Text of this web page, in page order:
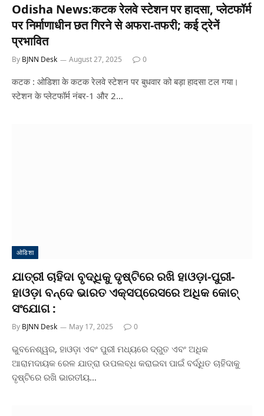
Odisha News:कटक रेलवे स्टेशन पर हादसा, प्लेटफॉर्म
पर निर्माणाधीन छत गिरने से अफरा-तफरी; कई ट्रेनें
प्रभावित
By BJNN Desk August 27, 2025 0
कटक : ओडिशा के कटक रेलवे स्टेशन पर बुधवार को बड़ा हादसा टल गया।
स्टेशन के प्लेटफॉर्म नंबर-1 और 2…
ओडिशा
ଯାତ୍ରୀ ଚାହିଦା ବୃଦ୍ଧିକୁ ଦୃଷ୍ଟିରେ ରଖି ହାଓଡ଼ା-ପୁରୀ-
ହାଓଡ଼ା ବନ୍ଦେ ଭାରତ ଏକ୍ସପ୍ରେସରେ ଅଧିକ କୋଚ୍
ସଂଯୋଗ :
By BJNN Desk May 17, 2025 0
ଭୁବନେଶ୍ୱର, ହାଓଡ଼ା ଏବଂ ପୁରୀ ମଧ୍ୟରେ ଦ୍ରୁତ ଏବଂ ଅଧିକ
ଆରାମଦାୟକ ରେଳ ଯାତ୍ରା ଉପଲବ୍ଧ କରାଇବା ପାଇଁ ବର୍ଦ୍ଧିତ ଚାହିଦାକୁ
ଦୃଷ୍ଟିରେ ରଖି ଭାରତୀୟ…